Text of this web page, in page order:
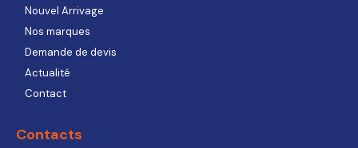
Nouvel Arrivage
Nos marques
Demande de devis
Actualité
Contact
Contacts